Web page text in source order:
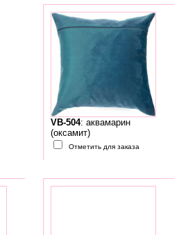
VB-504: аквамарин
(оксамит)
Отметить для заказа